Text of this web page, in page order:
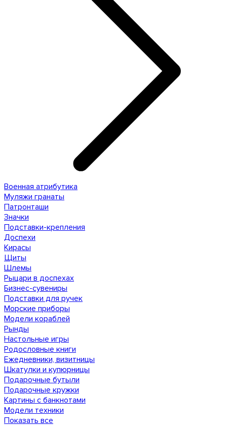
Военная атрибутика
Муляжи гранаты
Патронташи
Значки
Подставки-крепления
Доспехи
Кирасы
Щиты
Шлемы
Рыцари в доспехах
Бизнес-сувениры
Подставки для ручек
Морские приборы
Модели кораблей
Рынды
Настольные игры
Родословные книги
Ежедневники, визитницы
Шкатулки и купюрницы
Подарочные бутыли
Подарочные кружки
Картины с банкнотами
Модели техники
Показать все